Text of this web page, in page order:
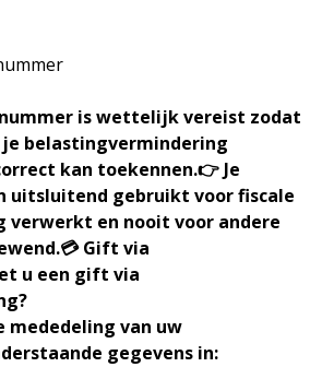
is wettelijk vereist zodat
je belastingvermindering
kan toekennen.👉 Je
uitsluitend gebruikt voor fiscale
verwerkt en nooit voor andere
💳 Gift via
u een gift via
mededeling van uw
gegevens in: